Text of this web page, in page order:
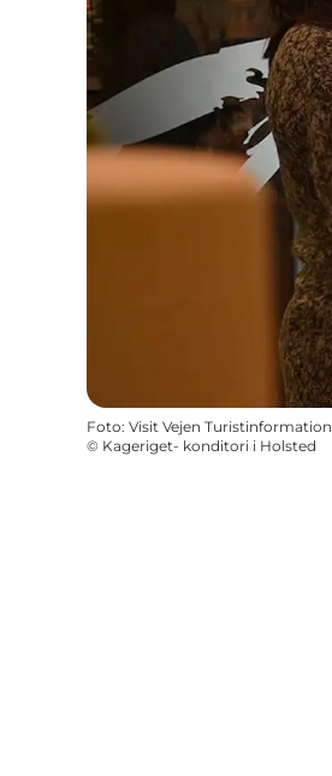
Foto: Visit Vejen Turistinformation
© Kageriget- konditori i Holsted